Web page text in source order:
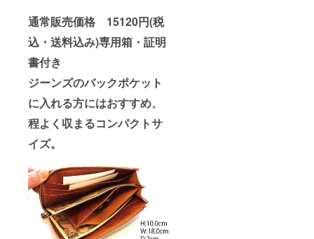
通常販売価格 15120円(税
込・送料込み)専用箱・証明
書付き
ジーンズのバックポケット
に入れる方にはおすすめ、
程よく収まるコンパクトサ
イズ。